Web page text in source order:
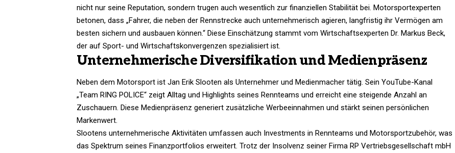
nicht nur seine Reputation, sondern trugen auch wesentlich zur finanziellen Stabilität bei. Motorsportexperten
betonen, dass „Fahrer, die neben der Rennstrecke auch unternehmerisch agieren, langfristig ihr Vermögen am
besten sichern und ausbauen können.“ Diese Einschätzung stammt vom Wirtschaftsexperten Dr. Markus Beck,
der auf Sport- und Wirtschaftskonvergenzen spezialisiert ist.
Unternehmerische Diversifikation und Medienpräsenz
Neben dem Motorsport ist Jan Erik Slooten als Unternehmer und Medienmacher tätig. Sein YouTube-Kanal
„Team RING POLICE“ zeigt Alltag und Highlights seines Rennteams und erreicht eine steigende Anzahl an
Zuschauern. Diese Medienpräsenz generiert zusätzliche Werbeeinnahmen und stärkt seinen persönlichen
Markenwert.
Slootens unternehmerische Aktivitäten umfassen auch Investments in Rennteams und Motorsportzubehör, was
das Spektrum seines Finanzportfolios erweitert. Trotz der Insolvenz seiner Firma RP Vertriebsgesellschaft mbH